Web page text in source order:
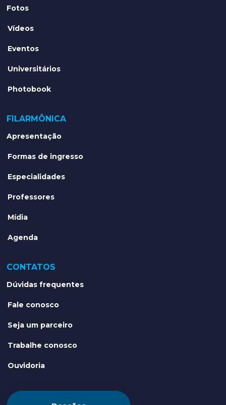
Fotos
Vídeos
Eventos
Universitários
Photobook
FILARMÔNICA
Apresentação
Formas de ingresso
Especialidades
Professores
Mídia
Agenda
CONTATOS
Dúvidas frequentes
Fale conosco
Seja um parceiro
Trabalhe conosco
Ouvidoria